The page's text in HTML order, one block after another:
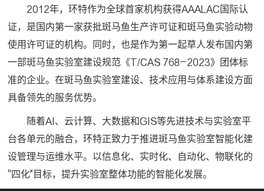
2012年，环特作为全球首家机构获得AAALAC国际认
证，是国内第一家获批斑马鱼生产许可证和斑马鱼实验动物
使用许可证的机构。同时，也是作为第一起草人发布国内第
一部斑马鱼实验室建设规范《T/CAS 768—2023》团体标
准的企业。在斑马鱼实验室建设、技术应用与体系建设方面
具备领先的服务优势。
随着AI、云计算、大数据和GIS等先进技术与实验室平
台各单元的融合，环特正致力于推进斑马鱼实验室智能化建
设管理与运维水平。以信息化、实时化、自动化、物联化的
“四化”目标，提升实验室整体功能的智能化发展。